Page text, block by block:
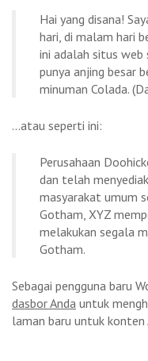
Hai yang disana!
hari, di malam hari
ini adalah situs web
punya anjing besar
minuman Colada.
…atau seperti ini:
Perusahaan
dan telah
masyarakat umum
Gotham, XYZ
melakukan segala
Gotham.
Sebagai pengguna baru
dasbor Anda untuk
laman baru untuk konten